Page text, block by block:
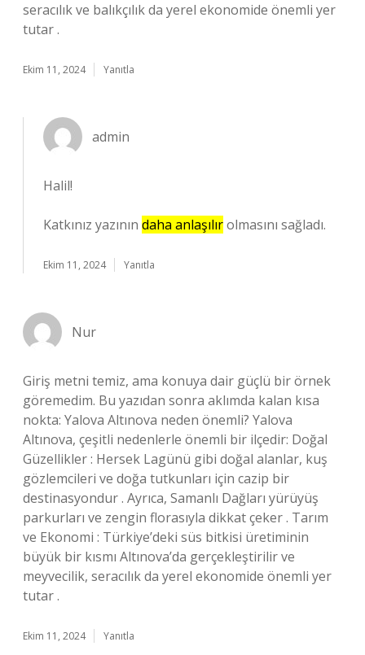
seracılık ve balıkçılık da yerel ekonomide önemli yer
tutar .
Ekim 11, 2024 Yanıtla
admin
Halil!
Katkınız yazının daha anlaşılırolmasını sağladı.
Ekim 11, 2024 Yanıtla
Nur
Giriş metni temiz, ama konuya dair güçlü bir örnek
göremedim. Bu yazıdan sonra aklımda kalan kısa
nokta: Yalova Altınova neden önemli? Yalova
Altınova, çeşitli nedenlerle önemli bir ilçedir: Doğal
Güzellikler : Hersek Lagünü gibi doğal alanlar, kuş
gözlemcileri ve doğa tutkunları için cazip bir
destinasyondur . Ayrıca, Samanlı Dağları yürüyüş
parkurları ve zengin florasıyla dikkat çeker . Tarım
ve Ekonomi : Türkiye’deki süs bitkisi üretiminin
büyük bir kısmı Altınova’da gerçekleştirilir ve
meyvecilik, seracılık da yerel ekonomide önemli yer
tutar .
Ekim 11, 2024 Yanıtla